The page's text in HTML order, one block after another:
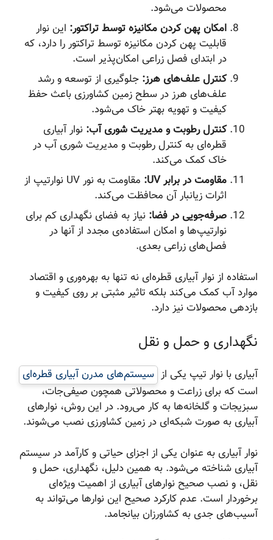
محصولات می‌شود.
امکان پهن کردن مکانیزه توسط تراکتور:این نوار
قابلیت پهن کردن مکانیزه توسط تراکتور را دارد، که
در ابتدای فصل زراعی امکان‌پذیر است.
کنترل علف‌های هرز:جلوگیری از توسعه و رشد
علف‌های هرز در سطح زمین کشاورزی باعث حفظ
کیفیت و تهویه بهتر خاک می‌شود.
کنترل رطوبت و مدیریت شوری آب:نوار آبیاری
قطره‌ای به کنترل رطوبت و مدیریت شوری آب در
خاک کمک می‌کند.
مقاومت در برابر UV:
مقاومت به نور UV نوارتیپ از
اثرات زیانبار آن محافظت می‌کند.
صرفه‌جویی در فضا:نیاز به فضای نگهداری کم برای
نوارتیپ‌ها و امکان استفاده‌ی مجدد از آنها در
فصل‌های زراعی بعدی.
استفاده از نوار آبیاری قطره‌ای نه تنها به بهره‌وری و اقتصاد
موارد آب کمک می‌کند بلکه تاثیر مثبتی بر روی کیفیت و
بازدهی محصولات نیز دارد.
نگهداری و حمل و نقل
آبیاری با نوار تیپ یکی از سیستم‌های مدرن آبیاری قطره‌ای
است که برای زراعت و محصولاتی همچون صیفی‌جات،
سبزیجات و گلخانه‌ها به کار می‌رود. در این روش، نوارهای
آبیاری به صورت شبکه‌ای در زمین کشاورزی نصب می‌شوند.
نوار آبیاری به عنوان یکی از اجزای حیاتی و کارآمد در سیستم
آبیاری شناخته می‌شود. به همین دلیل، نگهداری، حمل و
نقل، و نصب صحیح نوارهای آبیاری از اهمیت ویژه‌ای
برخوردار است. عدم کارکرد صحیح این نوارها می‌تواند به
آسیب‌های جدی به کشاورزان بیانجامد.